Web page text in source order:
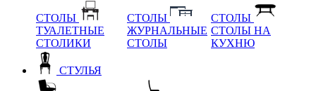
СТОЛЫ
ТУАЛЕТНЫЕ
СТОЛИКИ
СТОЛЫ
ЖУРНАЛЬНЫЕ
СТОЛЫ
СТОЛЫ
СТОЛЫ НА
КУХНЮ
СТУЛЬЯ